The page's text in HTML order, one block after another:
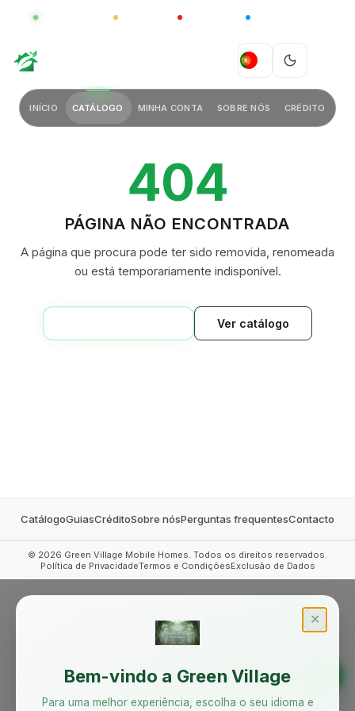
GLOBAL CHINA
PT
INÍCIO CATÁLOGO MINHA CONTA SOBRE NÓS CRÉDITO
404
PÁGINA NÃO ENCONTRADA
A página que procura pode ter sido removida, renomeada
ou está temporariamente indisponível.
Ver catálogo
CatálogoGuiasCréditoSobre nósPerguntas frequentesContacto
© 2026 Green Village Mobile Homes. Todos os direitos reservados.
Política de PrivacidadeTermos e CondiçõesExclusão de Dados
✕
Bem-vindo a Green Village
Para uma melhor experiência, escolha o seu idioma e